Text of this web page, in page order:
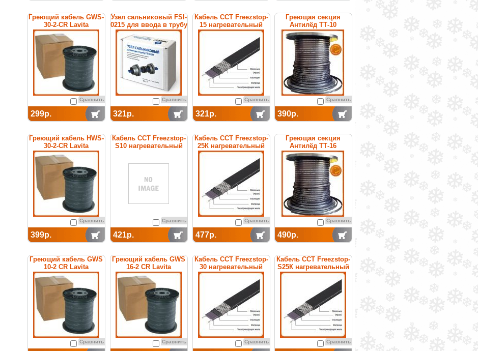
Греющий кабель GWS-
30-2-CR Lavita
Сравнить
299р.
Узел сальниковый FSI-
0215 для ввода в трубу
Сравнить
321р.
Кабель ССТ Freezstop-
15 нагревательный
саморегулирующийся
Сравнить
321р.
Греющая секция
Антилёд ТТ-10
саморегулируемая
Сравнить
390р.
Греющий кабель HWS-
30-2-CR Lavita
Сравнить
399р.
Кабель ССТ Freezstop-
S10 нагревательный
Сравнить
421р.
Кабель ССТ Freezstop-
25К нагревательный
саморегулирующийся
Сравнить
477р.
Греющая секция
Антилёд ТТ-16
саморегулируемая
Сравнить
490р.
Греющий кабель GWS
10-2 CR Lavita
Сравнить
Греющий кабель GWS
16-2 CR Lavita
Сравнить
Кабель ССТ Freezstop-
30 нагревательный
саморегулирующийся
Сравнить
Кабель ССТ Freezstop-
S25К нагревательный
саморегулирующийся
Сравнить